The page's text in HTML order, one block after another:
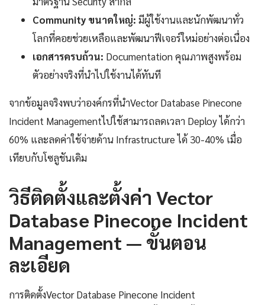
Community ขนาดใหญ่: มีผู้ใช้งานและนักพัฒนาทั่ว
โลกที่คอยช่วยเหลือและพัฒนาฟีเจอร์ใหม่อย่างต่อเนื่อง
เอกสารครบถ้วน: Documentation คุณภาพสูงพร้อม
ตัวอย่างจริงที่นำไปใช้งานได้ทันที
จากข้อมูลจริงพบว่าองค์กรที่นำVector Database Pinecone
Incident Managementไปใช้สามารถลดเวลา Deploy ได้กว่า
60% และลดค่าใช้จ่ายด้าน Infrastructure ได้ 30-40% เมื่อ
เทียบกับโซลูชันเดิม
วิธีติดตั้งและตั้งค่า Vector
Database Pinecone Incident
Management — ขั้นตอน
ละเอียด
การติดตั้งVector Database Pinecone Incident